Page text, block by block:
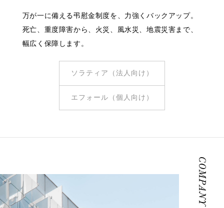
万が一に備える弔慰金制度を、力強くバックアップ。
死亡、重度障害から、火災、風水災、地震災害まで、
幅広く保障します。
ソラティア（法人向け）
エフォール（個人向け）